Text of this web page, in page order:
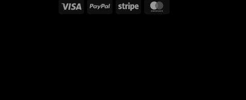
Visa PayPal Stripe